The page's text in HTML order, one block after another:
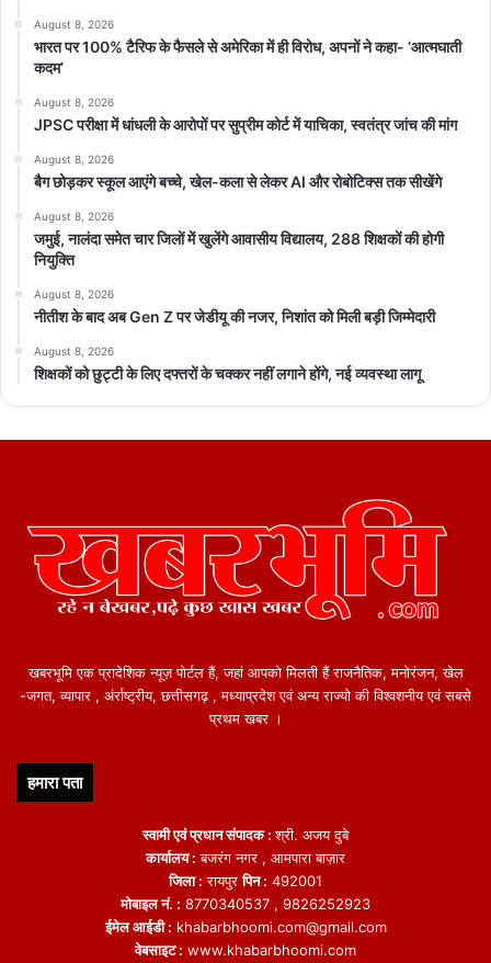
August 8, 2026
भारत पर 100% टैरिफ के फैसले से अमेरिका में ही विरोध, अपनों ने कहा- ‘आत्मघाती
कदम’
August 8, 2026
JPSC परीक्षा में धांधली के आरोपों पर सुप्रीम कोर्ट में याचिका, स्वतंत्र जांच की मांग
August 8, 2026
बैग छोड़कर स्कूल आएंगे बच्चे, खेल-कला से लेकर AI और रोबोटिक्स तक सीखेंगे
August 8, 2026
जमुई, नालंदा समेत चार जिलों में खुलेंगे आवासीय विद्यालय, 288 शिक्षकों की होगी
नियुक्ति
August 8, 2026
नीतीश के बाद अब Gen Z पर जेडीयू की नजर, निशांत को मिली बड़ी जिम्मेदारी
August 8, 2026
शिक्षकों को छुट्टी के लिए दफ्तरों के चक्कर नहीं लगाने होंगे, नई व्यवस्था लागू
खबरभूमि एक प्रादेशिक न्यूज़ पोर्टल हैं, जहां आपको मिलती हैं राजनैतिक, मनोरंजन, खेल
-जगत, व्यापार , अंर्राष्ट्रीय, छत्तीसगढ़ , मध्याप्रदेश एवं अन्य राज्यो की विश्वशनीय एवं सबसे
प्रथम खबर ।
हमारा पता
स्वामी एवं प्रधान संपादक :श्री. अजय दुबे
कार्यालय : बजरंग नगर , आमपारा बाज़ार
जिला : रायपुरपिन : 492001
मोबाइल नं. : 8770340537 , 9826252923
ईमेल आईडी : khabarbhoomi.com@gmail.com
वेबसाइट : www.khabarbhoomi.com